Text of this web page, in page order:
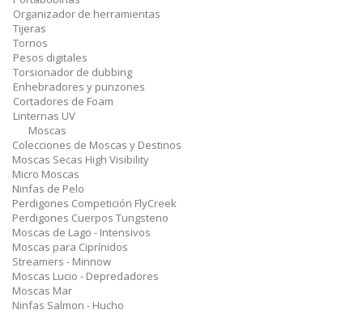
Organizador de herramientas
Tijeras
Tornos
Pesos digitales
Torsionador de dubbing
Enhebradores y punzones
Cortadores de Foam
Linternas UV
Moscas
Colecciones de Moscas y Destinos
Moscas Secas High Visibility
Micro Moscas
Ninfas de Pelo
Perdigones Competición FlyCreek
Perdigones Cuerpos Tungsteno
Moscas de Lago - Intensivos
Moscas para Ciprínidos
Streamers - Minnow
Moscas Lucio - Depredadores
Moscas Mar
Ninfas Salmon - Hucho